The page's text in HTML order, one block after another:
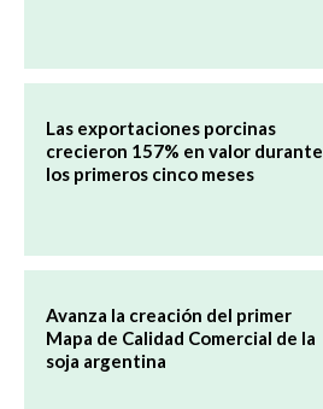
Las exportaciones porcinas
crecieron 157% en valor durante
los primeros cinco meses
Avanza la creación del primer
Mapa de Calidad Comercial de la
soja argentina